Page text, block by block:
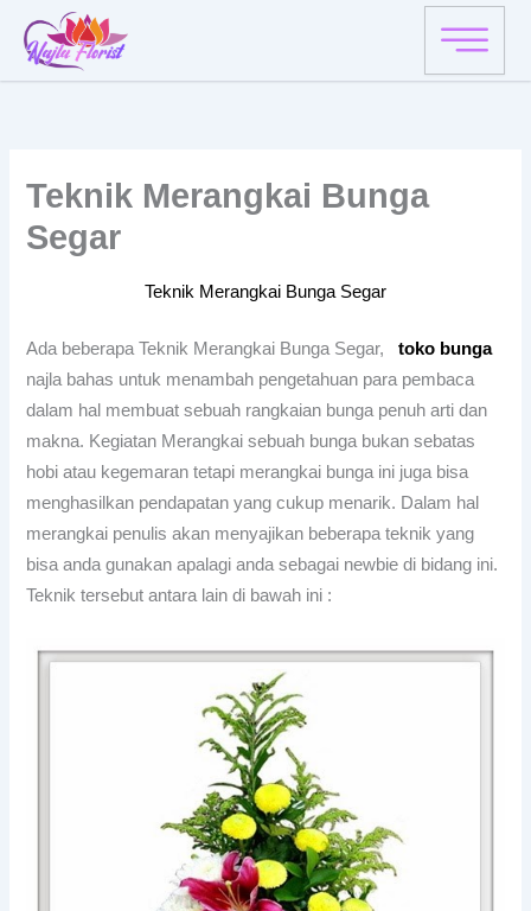
Teknik Merangkai Bunga
Segar
Teknik Merangkai Bunga Segar
Ada beberapa Teknik Merangkai Bunga Segar,toko bunga
najla bahas untuk menambah pengetahuan para pembaca
dalam hal membuat sebuah rangkaian bunga penuh arti dan
makna. Kegiatan Merangkai sebuah bunga bukan sebatas
hobi atau kegemaran tetapi merangkai bunga ini juga bisa
menghasilkan pendapatan yang cukup menarik. Dalam hal
merangkai penulis akan menyajikan beberapa teknik yang
bisa anda gunakan apalagi anda sebagai newbie di bidang ini.
Teknik tersebut antara lain di bawah ini :